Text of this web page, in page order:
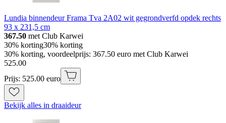
Lundia binnendeur Frama Tva 2A02 wit gegrondverfd opdek rechts
93 x 231,5 cm
367.50 met Club Karwei
30% korting30% korting
30% korting, voordeelprijs: 367.50 euro met Club Karwei
525.00
Prijs: 525.00 euro
Bekijk alles in draaideur